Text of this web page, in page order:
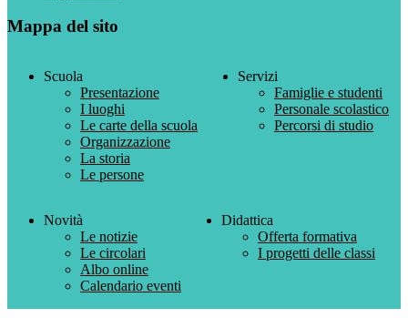
Mappa del sito
Scuola
Presentazione
I luoghi
Le carte della scuola
Organizzazione
La storia
Le persone
Servizi
Famiglie e studenti
Personale scolastico
Percorsi di studio
Novità
Le notizie
Le circolari
Albo online
Calendario eventi
Didattica
Offerta formativa
I progetti delle classi